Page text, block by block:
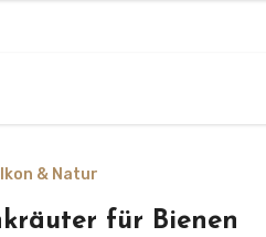
& Natur
für Bienen